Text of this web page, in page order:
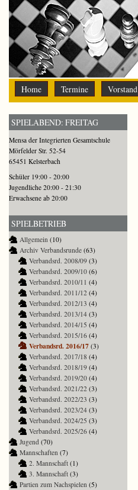
Home Termine Vorstand
SPIELABEND: FREITAG
Mensa der Integrierten Gesamtschule
Mörfelder Str. 52-54
65451 Kelsterbach
Schüler 19:00 - 20:00
Jugendliche 20:00 - 21:30
Erwachsene ab 20:00
SPIELBETRIEB
Allgemein (10)
Archiv Verbandsrunde (63)
Verbandsrd. 2008/09 (3)
Verbandsrd. 2009/10 (6)
Verbandsrd. 2010/11 (4)
Verbandsrd. 2011/12 (4)
Verbandsrd. 2012/13 (4)
Verbandsrd. 2013/14 (3)
Verbandsrd. 2014/15 (4)
Verbandsrd. 2015/16 (4)
Verbandsrd. 2016/17 (3)
Verbandsrd. 2017/18 (4)
Verbandsrd. 2018/19 (4)
Verbandsrd. 2019/20 (4)
Verbandsrd. 2021/22 (3)
Verbandsrd. 2022/23 (3)
Verbandsrd. 2023/24 (3)
Verbandsrd. 2024/25 (3)
Verbandsrd. 2025/26 (4)
Jugend (70)
Mannschaften (7)
2. Mannschaft (1)
3. Mannschaft (3)
Partien zum Nachspielen (5)